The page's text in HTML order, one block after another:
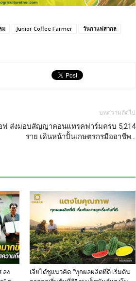
ม Junior Coffee Farmer
วันกาแฟสากล
บทความถัดไป
ฟ ส่งมอบสัญญาคอนแทรคฟาร์มครบ 5,214
ราย เดินหน้าปั้นเกษตรกรมืออาชีพ…
ลง
เจียไต๋ชูแนวคิด “ทุกผลผลิตที่ดี เริ่มต้น